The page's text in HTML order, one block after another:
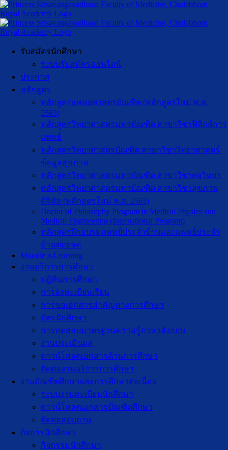
รับสมัครนักศึกษา
ระบบรับสมัครออนไลน์
ประกาศ
หลักสูตร
หลักสูตรแพทยศาสตรบัณฑิต (หลักสูตรใหม่ พ.ศ.
2563)
หลักสูตรวิทยาศาสตรมหาบัณฑิต สาขาวิชาฟิสิกส์การ
แพทย์
หลักสูตรวิทยาศาสตรบัณฑิต สาขาวิชาวิทยาศาสตร์
ข้อมูลสุขภาพ
หลักสูตรวิทยาศาสตรมหาบัณฑิต สาขาวิชาตจวิทยา
หลักสูตรวิทยาศาสตรมหาบัณฑิต สาขาวิชาสุขภาพ
ดิจิทัล (หลักสูตรใหม่ พ.ศ. 2565)
Doctor of Philosophy Program in Medical Physics and
Medical Engineering (International Program)
หลักสูตรฝึกอบรมแพทย์ประจำบ้านและแพทย์ประจำ
บ้านต่อยอด
Moodle e-Learning
งานบริการการศึกษา
ปฎิทินการศึกษา
การลงทะเบียนเรียน
การขอเอกสารสำคัญทางการศึกษา
บัตรนักศึกษา
การทดสอบมาตรฐานความรู้ภาษาอังกฤษ
งานประเมินผล
ดาวน์โหลดเอกสารด้านการศึกษา
ติดต่องานบริการการศึกษา
งานบัณฑิตศึกษาเเละการศึกษาต่อเนื่อง
ระบบงานทะเบียนนักศึกษา
ดาวน์โหลดเอกสารบัณฑิตศึกษา
ติดต่อสอบถาม
กิจการนักศึกษา
กิจกรรมนักศึกษา